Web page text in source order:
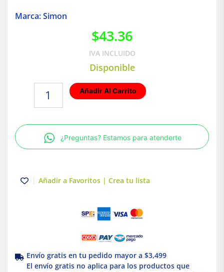
Marca: Simon
$43.36
IVA INCLUIDO
Disponible
vías
tecla
Color
cantidad
Añadir Al Carrito
¿Preguntas? Estamos para atenderte
Añadir a Favoritos | Crea tu lista
Envío gratis en tu pedido mayor a $3,499
El envío gratis no aplica para los productos que